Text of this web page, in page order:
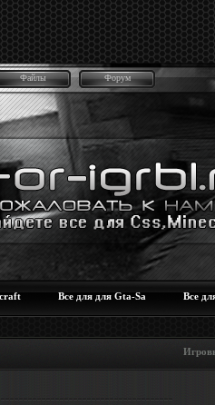
Файлы Форум
Все для для Gta-Sa Все
темы Игровые